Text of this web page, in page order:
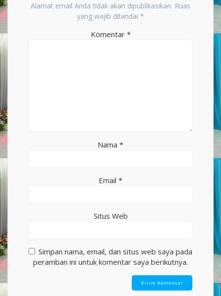
Alamat email Anda tidak akan dipublikasikan. Ruas
yang wajib ditandai *
Komentar *
Nama *
Email *
Situs Web
Simpan nama, email, dan situs web saya pada
peramban ini untuk komentar saya berikutnya.